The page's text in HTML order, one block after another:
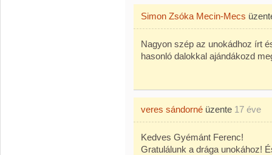
Simon Zsóka Mecin-Mecs
Nagyon szép az unokádhoz írt
hasonló dalokkal ajándákozd
veres sándorné üzente 17 éve
Kedves Gyémánt Ferenc!
Gratulálunk a drága unokához!